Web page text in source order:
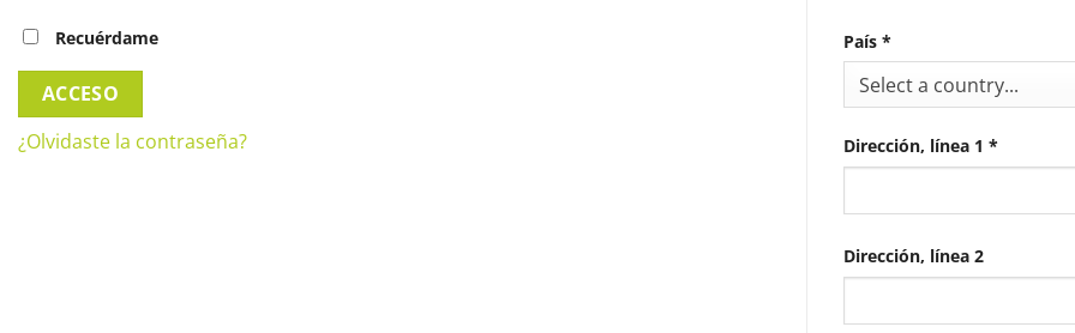
Recuérdame
ACCESO
¿Olvidaste la contraseña?
País *
Select a country...
Dirección, línea 1 *
Dirección, línea 2